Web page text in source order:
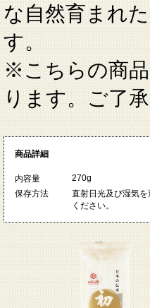
な自然育まれ
す。
※こちらの商品
ります。ご了
商品詳細
内容量
270g
保存方法
直射日光及び湿気
ください。